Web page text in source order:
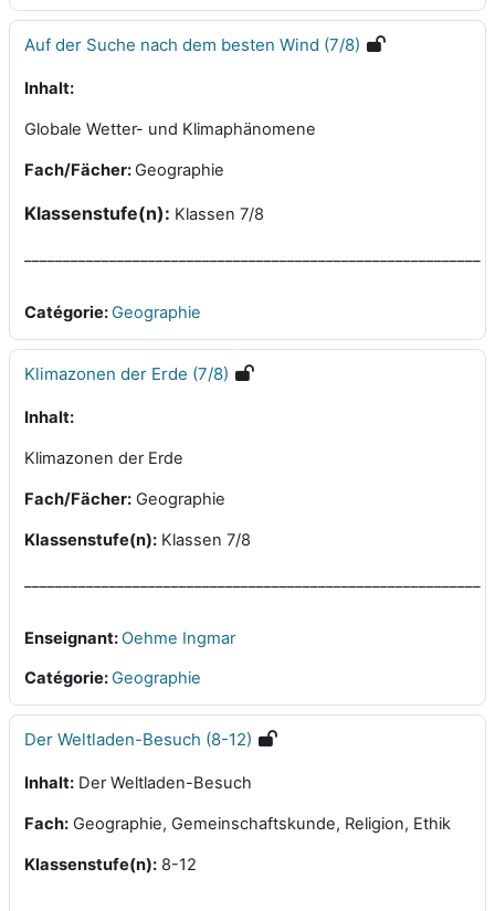
Auf der Suche nach dem besten Wind (7/8)
Inhalt:
Globale Wetter- und Klimaphänomene
Fach/Fächer: Geographie
Klassenstufe(n): Klassen 7/8
Catégorie:Geographie
Klimazonen der Erde (7/8)
Inhalt:
Klimazonen der Erde
Fach/Fächer: Geographie
Klassenstufe(n): Klassen 7/8
Enseignant:Oehme Ingmar
Catégorie:Geographie
Der Weltladen-Besuch (8-12)
Inhalt: Der Weltladen-Besuch
Fach: Geographie, Gemeinschaftskunde, Religion, Ethik
Klassenstufe(n): 8-12